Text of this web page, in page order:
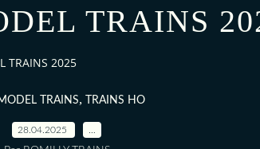
TRAINS
TRAINS 2025
TRAINS, TRAINS HO
28.04.2025